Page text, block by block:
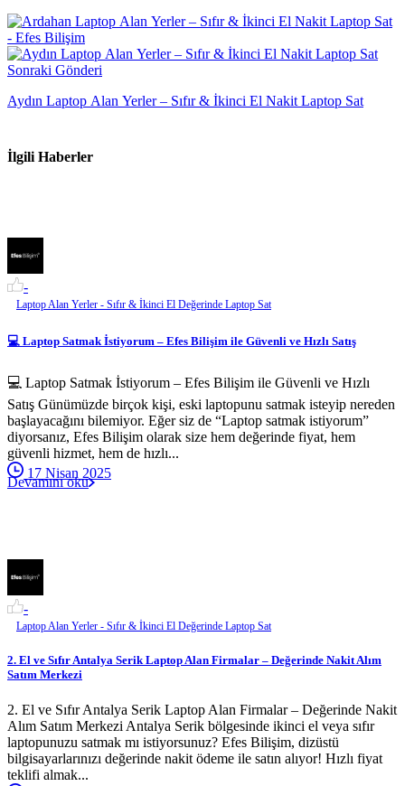
Sonraki Gönderi
Aydın Laptop Alan Yerler – Sıfır & İkinci El Nakit Laptop Sat
İlgili Haberler
-
Laptop Alan Yerler - Sıfır & İkinci El Değerinde Laptop Sat
💻 Laptop Satmak İstiyorum – Efes Bilişim ile Güvenli ve Hızlı Satış
💻 Laptop Satmak İstiyorum – Efes Bilişim ile Güvenli ve Hızlı
Satış Günümüzde birçok kişi, eski laptopunu satmak isteyip nereden
başlayacağını bilemiyor. Eğer siz de “Laptop satmak istiyorum”
diyorsanız, Efes Bilişim olarak size hem değerinde fiyat, hem
güvenli hizmet, hem de hızlı...
17 Nisan 2025
Devamını oku
-
Laptop Alan Yerler - Sıfır & İkinci El Değerinde Laptop Sat
2. El ve Sıfır Antalya Serik Laptop Alan Firmalar – Değerinde Nakit Alım
Satım Merkezi
2. El ve Sıfır Antalya Serik Laptop Alan Firmalar – Değerinde Nakit
Alım Satım Merkezi Antalya Serik bölgesinde ikinci el veya sıfır
laptopunuzu satmak mı istiyorsunuz? Efes Bilişim, dizüstü
bilgisayarlarınızı değerinde nakit ödeme ile satın alıyor! Hızlı fiyat
teklifi almak...